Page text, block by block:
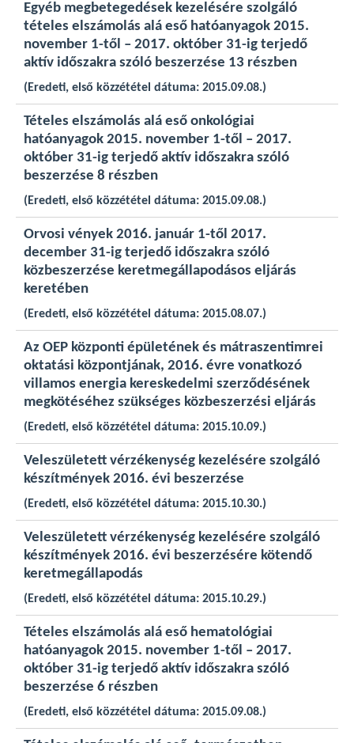
Egyéb megbetegedések kezelésére szolgáló
tételes elszámolás alá eső hatóanyagok 2015.
november 1-től – 2017. október 31-ig terjedő
aktív időszakra szóló beszerzése 13 részben
(Eredeti, első közzététel dátuma: 2015.09.08.)
Tételes elszámolás alá eső onkológiai
hatóanyagok 2015. november 1-től – 2017.
október 31-ig terjedő aktív időszakra szóló
beszerzése 8 részben
(Eredeti, első közzététel dátuma: 2015.09.08.)
Orvosi vények 2016. január 1-től 2017.
december 31-ig terjedő időszakra szóló
közbeszerzése keretmegállapodásos eljárás
keretében
(Eredeti, első közzététel dátuma: 2015.08.07.)
Az OEP központi épületének és mátraszentimrei
oktatási központjának, 2016. évre vonatkozó
villamos energia kereskedelmi szerződésének
megkötéséhez szükséges közbeszerzési eljárás
(Eredeti, első közzététel dátuma: 2015.10.09.)
Veleszületett vérzékenység kezelésére szolgáló
készítmények 2016. évi beszerzése
(Eredeti, első közzététel dátuma: 2015.10.30.)
Veleszületett vérzékenység kezelésére szolgáló
készítmények 2016. évi beszerzésére kötendő
keretmegállapodás
(Eredeti, első közzététel dátuma: 2015.10.29.)
Tételes elszámolás alá eső hematológiai
hatóanyagok 2015. november 1-től – 2017.
október 31-ig terjedő aktív időszakra szóló
beszerzése 6 részben
(Eredeti, első közzététel dátuma: 2015.09.08.)